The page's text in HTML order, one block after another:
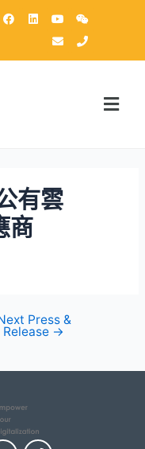
有雲
商
Press &
Release →